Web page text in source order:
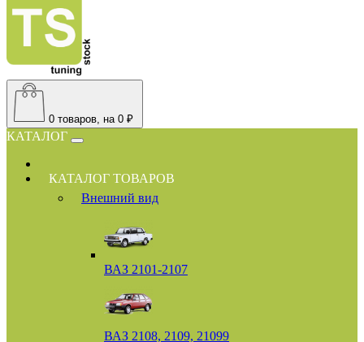
0 товаров, на 0 ₽
КАТАЛОГ
КАТАЛОГ ТОВАРОВ
Внешний вид
ВАЗ 2101-2107
ВАЗ 2108, 2109, 21099